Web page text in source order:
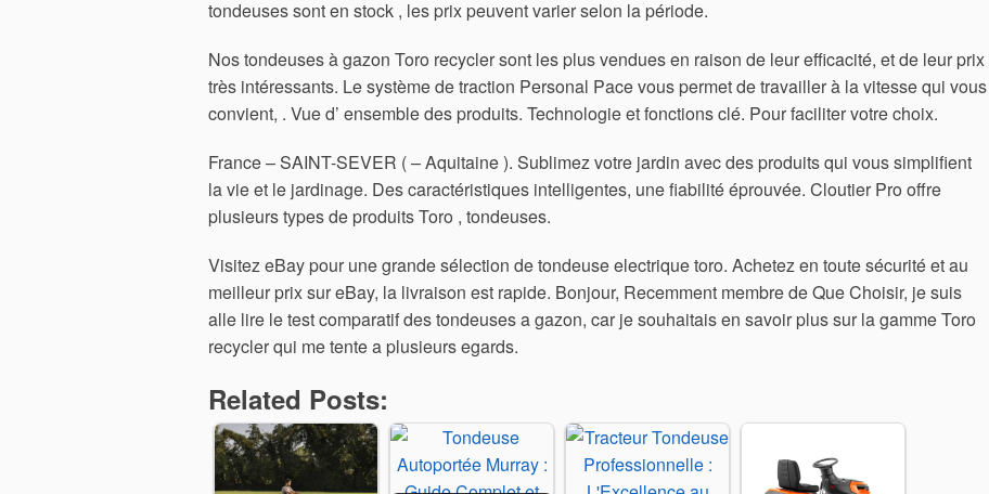
tondeuses sont en stock , les prix peuvent varier selon la période.
Nos tondeuses à gazon Toro recycler sont les plus vendues en raison de leur efficacité, et de leur prix
très intéressants. Le système de traction Personal Pace vous permet de travailler à la vitesse qui vous
convient, . Vue d’ ensemble des produits. Technologie et fonctions clé. Pour faciliter votre choix.
France – SAINT-SEVER ( – Aquitaine ). Sublimez votre jardin avec des produits qui vous simplifient
la vie et le jardinage. Des caractéristiques intelligentes, une fiabilité éprouvée. Cloutier Pro offre
plusieurs types de produits Toro , tondeuses.
Visitez eBay pour une grande sélection de tondeuse electrique toro. Achetez en toute sécurité et au
meilleur prix sur eBay, la livraison est rapide. Bonjour, Recemment membre de Que Choisir, je suis
alle lire le test comparatif des tondeuses a gazon, car je souhaitais en savoir plus sur la gamme Toro
recycler qui me tente a plusieurs egards.
Related Posts: